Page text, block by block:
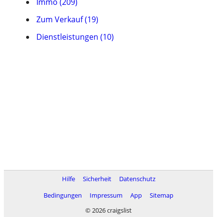
Zum Verkauf (19)
Dienstleistungen (10)
Hilfe Sicherheit
Datenschutz
Bedingungen
Impressum App
Sitemap
© 2026 craigslist